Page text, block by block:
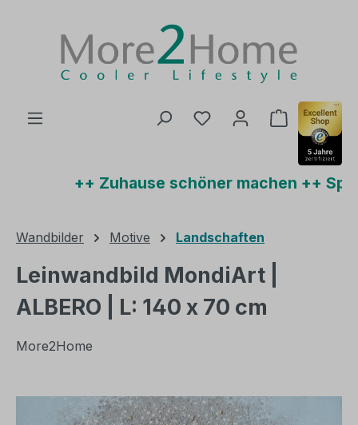
Du hast 0 Produkte
++ Zuhause schöner machen ++
Wandbilder Motive Landschaften
Leinwandbild MondiArt |
ALBERO | L: 140 x 70 cm
More2Home